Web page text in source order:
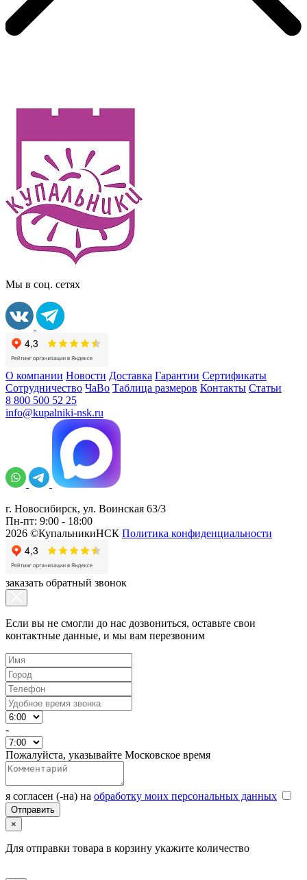
Мы в соц. сетях
О компании Новости Доставка Гарантии Сертификаты
Сотрудничество ЧаВо Таблица размеров Контакты Статьи
8 800 500 52 25
info@kupalniki-nsk.ru
г. Новосибирск, ул. Воинская 63/3
Пн-пт: 9:00 - 18:00
2026 ©КупальникиНСК Политика конфиденциальности
заказать обратный звонок
Если вы не смогли до нас дозвониться, оставьте свои
контактные данные, и мы вам перезвоним
-
Пожалуйста, указывайте Московское время
я согласен (-на) на обработку моих персональных данных
×
Для отправки товара в корзину укажите количество